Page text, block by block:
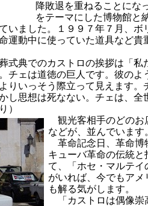
降敗退を重ねることにな
をテーマにした博物館と
いました。１９９７年７月、
運動中に使っていた道具など
式典でのカストロの挨拶は「私
チェは道徳の巨人です。彼の
りいっそう際立って見えます
し思想は死なない。チェは、
）
観光客相手のどのお
などが、並んでいます。
革命記念日、革命博
キューバ革命の伝統
て、「ホセ・マルテイ
がいれば、今でもア
も解る気がします。
「カストロは偶像崇